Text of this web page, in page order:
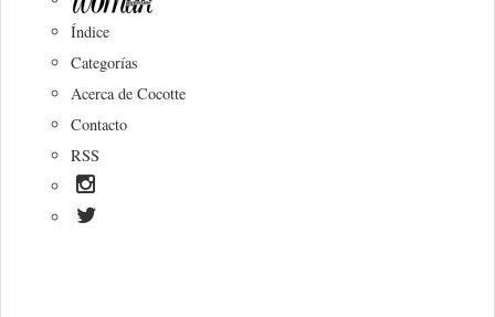
Índice
Categorías
Acerca de Cocotte
Contacto
RSS